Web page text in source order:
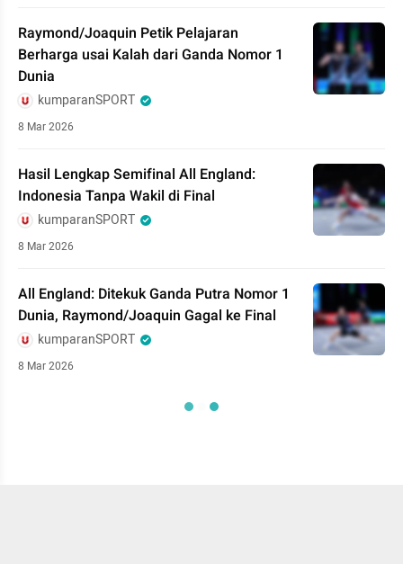
Raymond/Joaquin Petik Pelajaran
Berharga usai Kalah dari Ganda Nomor 1
Dunia
kumparanSPORT
8 Mar 2026
Hasil Lengkap Semifinal All England:
Indonesia Tanpa Wakil di Final
kumparanSPORT
8 Mar 2026
All England: Ditekuk Ganda Putra Nomor 1
Dunia, Raymond/Joaquin Gagal ke Final
kumparanSPORT
8 Mar 2026